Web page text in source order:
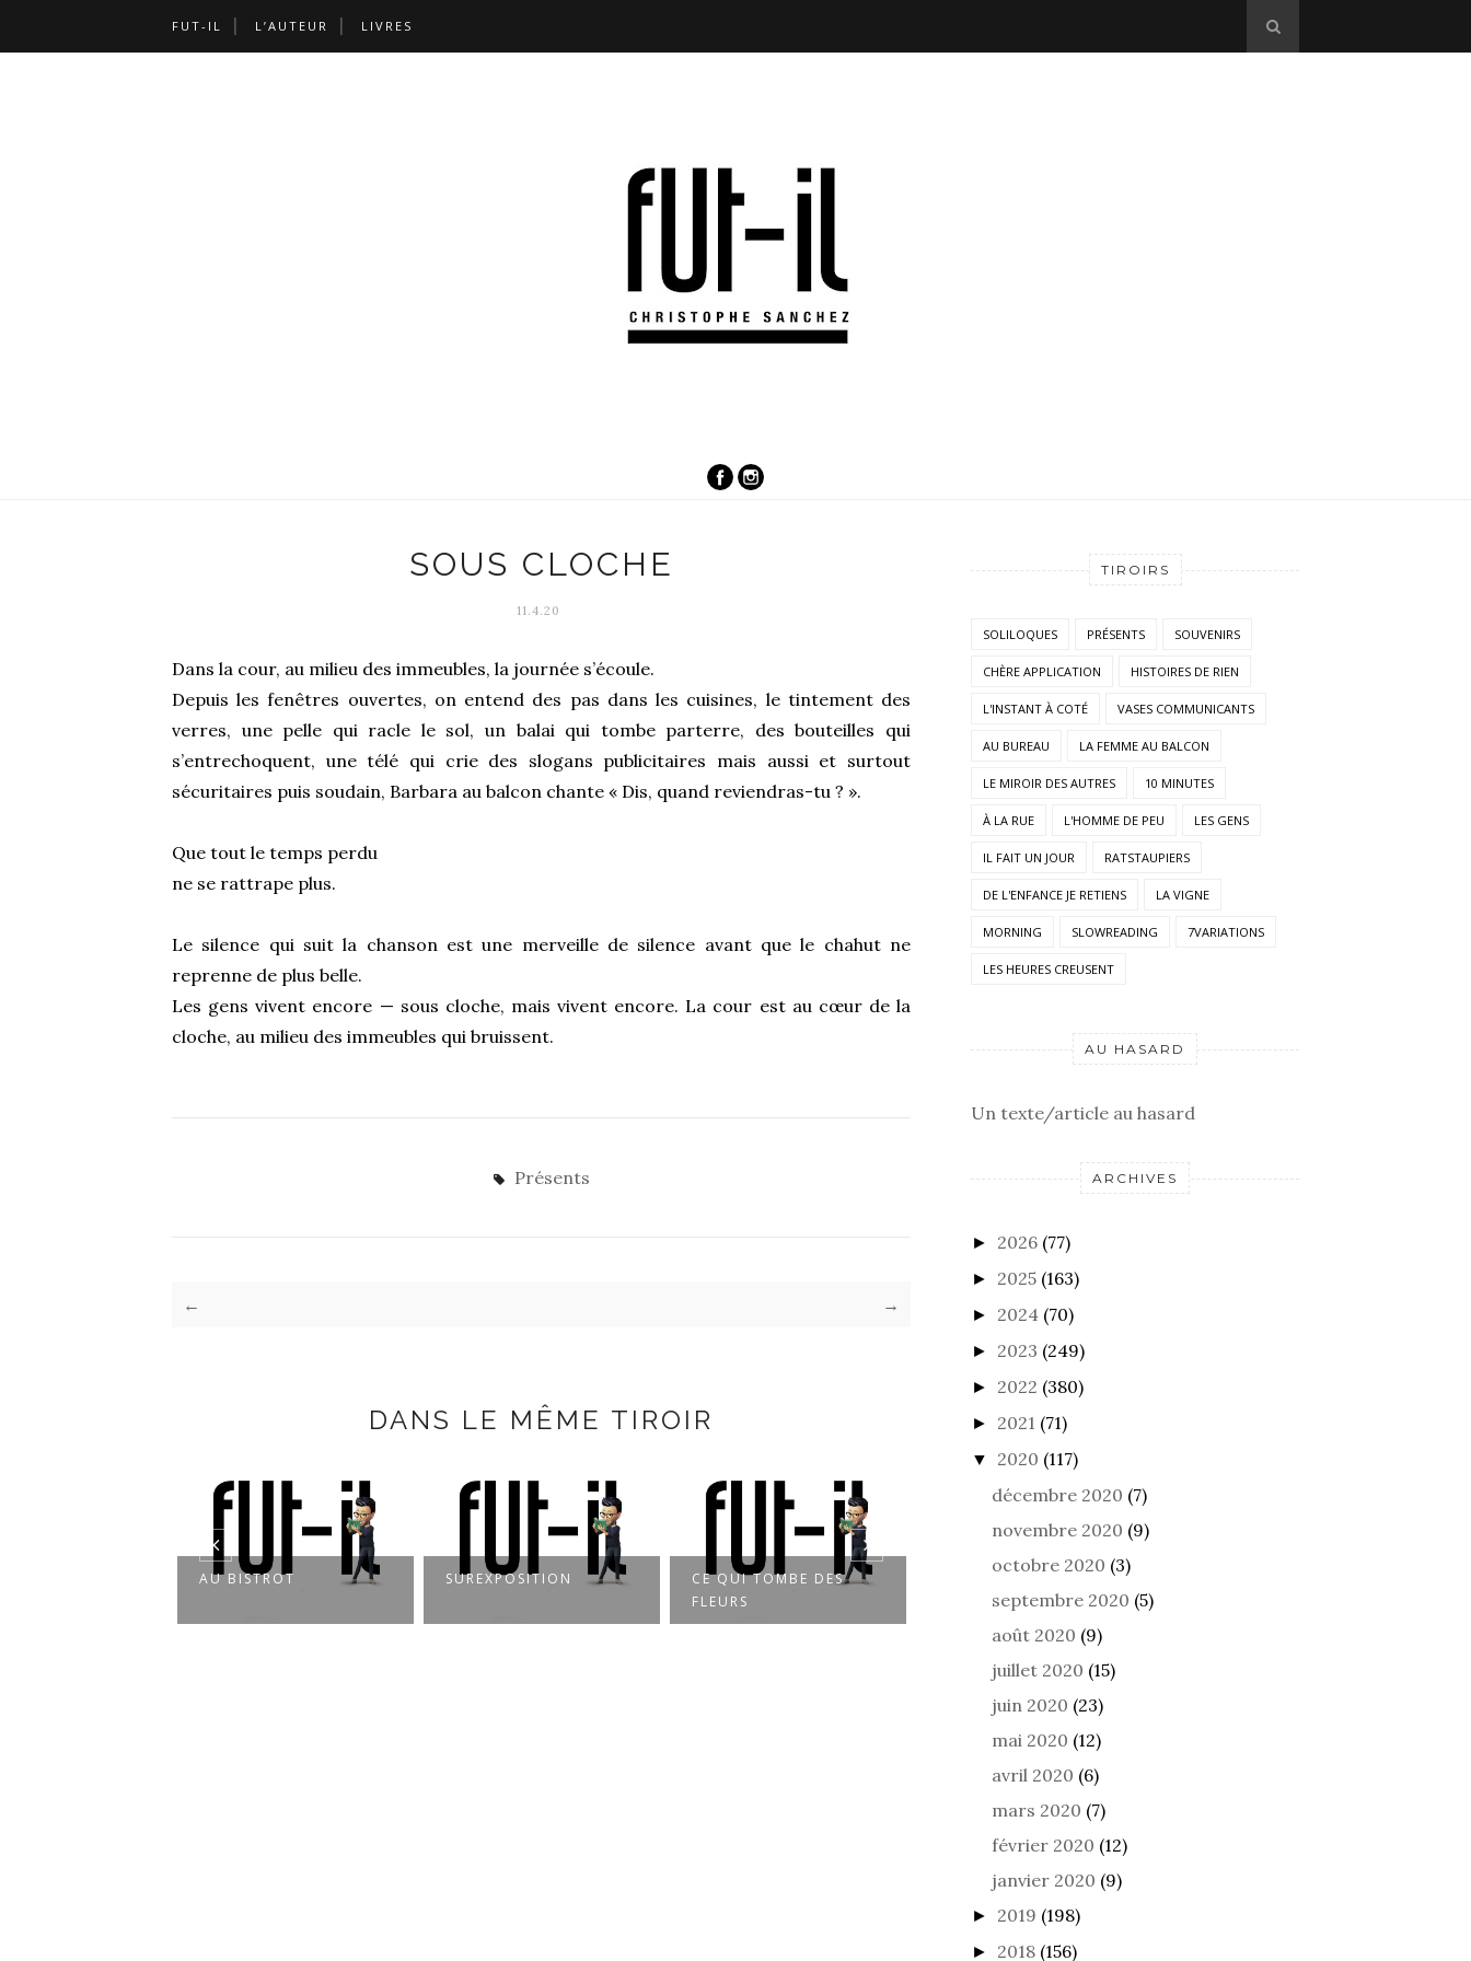
FUT-IL L’AUTEUR LIVRES
SOUS CLOCHE
11.4.20
Dans la cour, au milieu des immeubles, la journée s’écoule.
Depuis les fenêtres ouvertes, on entend des pas dans les cuisines, le tintement des
verres, une pelle qui racle le sol, un balai qui tombe parterre, des bouteilles qui
s’entrechoquent, une télé qui crie des slogans publicitaires mais aussi et surtout
sécuritaires puis soudain, Barbara au balcon chante « Dis, quand reviendras-tu ? ».
Que tout le temps perdu
ne se rattrape plus.
Le silence qui suit la chanson est une merveille de silence avant que le chahut ne
reprenne de plus belle.
Les gens vivent encore — sous cloche, mais vivent encore. La cour est au cœur de la
cloche, au milieu des immeubles qui bruissent.
Présents
← →
DANS LE MÊME TIROIR
SUREXPOSITION
CE QUI TOMBE DES
À LA MESURE DE
L’OMBRE
UN TEMPS D’ARRÊT
TIROIRS
SOLILOQUES PRÉSENTS SOUVENIRS
CHÈRE APPLICATION HISTOIRES DE RIEN
L'INSTANT À COTÉ VASES COMMUNICANTS
AU BUREAU LA FEMME AU BALCON
LE MIROIR DES AUTRES 10 MINUTES
À LA RUE L'HOMME DE PEU LES GENS
IL FAIT UN JOUR RATSTAUPIERS
DE L'ENFANCE JE RETIENS LA VIGNE
MORNING SLOWREADING 7VARIATIONS
LES HEURES CREUSENT
AU HASARD
Un texte/article au hasard
ARCHIVES
► 2026 (77)
► 2025 (163)
► 2024 (70)
► 2023 (249)
► 2022 (380)
► 2021 (71)
▼ 2020 (117)
décembre 2020 (7)
novembre 2020 (9)
octobre 2020 (3)
septembre 2020 (5)
août 2020 (9)
juillet 2020 (15)
juin 2020 (23)
mai 2020 (12)
avril 2020 (6)
mars 2020 (7)
février 2020 (12)
janvier 2020 (9)
► 2019 (198)
► 2018 (156)